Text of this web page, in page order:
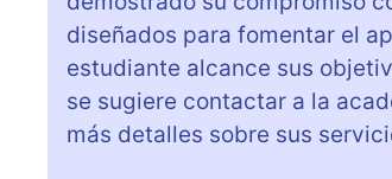
diseñados para fomentar el
estudiante alcance sus
se sugiere contactar a la
más detalles sobre sus